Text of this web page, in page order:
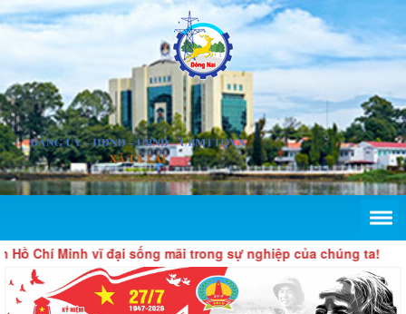
Chí Minh vĩ đại sống mãi trong sự nghiệp của chúng ta!